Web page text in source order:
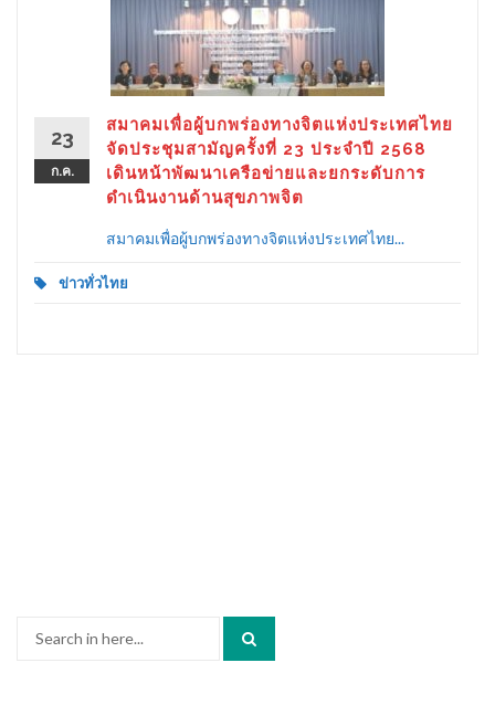
23
ก.ค.
สมาคมเพื่อผู้บกพร่องทางจิตแห่งประเทศไทย
จัดประชุมสามัญครั้งที่ 23 ประจำปี 2568
เดินหน้าพัฒนาเครือข่ายและยกระดับการ
ดำเนินงานด้านสุขภาพจิต
สมาคมเพื่อผู้บกพร่องทางจิตแห่งประเทศไทย...
ข่าวทั่วไทย